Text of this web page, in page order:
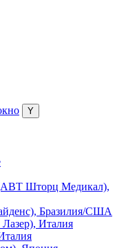
Шторц Медикал),
Бразилия/США
Италия